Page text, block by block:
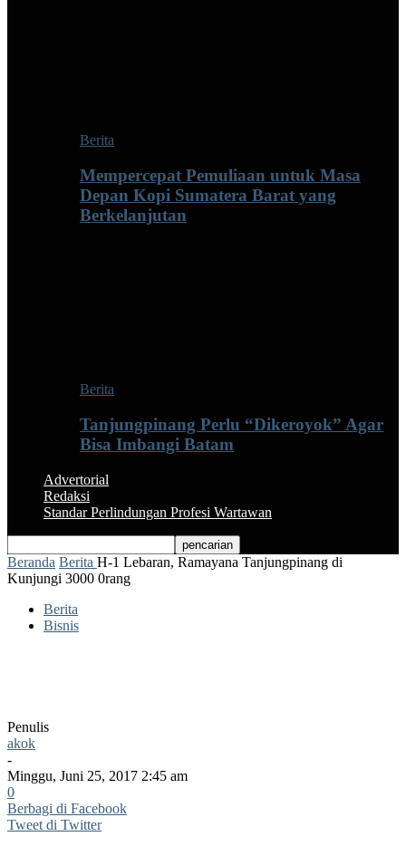
Berita
Mempercepat Pemuliaan untuk Masa
Depan Kopi Sumatera Barat yang
Berkelanjutan
Berita
Tanjungpinang Perlu “Dikeroyok” Agar
Bisa Imbangi Batam
Advertorial
Redaksi
Standar Perlindungan Profesi Wartawan
Beranda Berita H-1 Lebaran, Ramayana Tanjungpinang di
Kunjungi 3000 0rang
Berita
Bisnis
Penulis
akok
-
Minggu, Juni 25, 2017 2:45 am
0
Berbagi di Facebook
Tweet di Twitter